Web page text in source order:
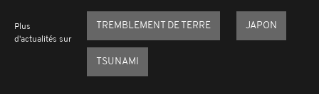
Plus
d'actualités sur
TREMBLEMENT DE TERRE JAPON
TSUNAMI